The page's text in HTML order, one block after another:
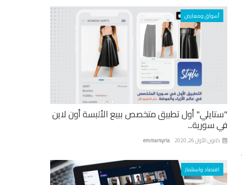
أسواق ومعارض
"ستايلي" أول تطبيق متخصص ببيع الألبسة أون لاين
في سورية...
emmarsyria كانون الأول 26, 2020
اقتصاد واستثمار